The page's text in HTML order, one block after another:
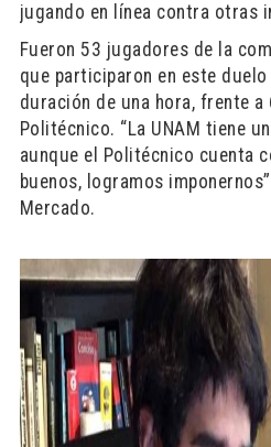
jugando en línea contra otras
Fueron 53 jugadores de la
que participaron en este
duración de una hora, frente a
Politécnico. “La UNAM tiene
aunque el Politécnico cuenta
buenos, logramos
Mercado.